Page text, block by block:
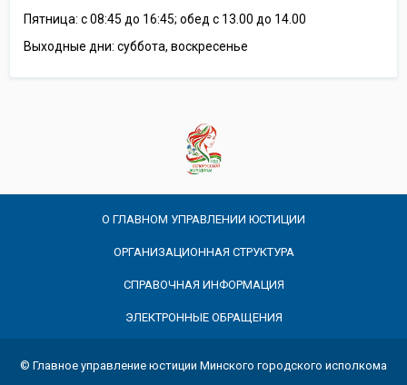
Пятница: с 08:45 до 16:45; обед с 13.00 до 14.00
Выходные дни: суббота, воскресенье
О ГЛАВНОМ УПРАВЛЕНИИ ЮСТИЦИИ
ОРГАНИЗАЦИОННАЯ СТРУКТУРА
СПРАВОЧНАЯ ИНФОРМАЦИЯ
ЭЛЕКТРОННЫЕ ОБРАЩЕНИЯ
© Главное управление юстиции Минского городского исполкома